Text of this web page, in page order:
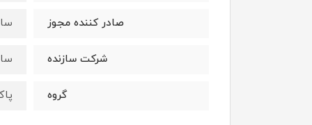
صادر کننده مجوز
شرکت سازنده
گروه